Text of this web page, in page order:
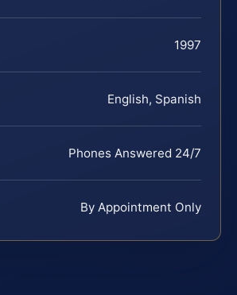
1997
English, Spanish
Phones Answered 24/7
By Appointment Only